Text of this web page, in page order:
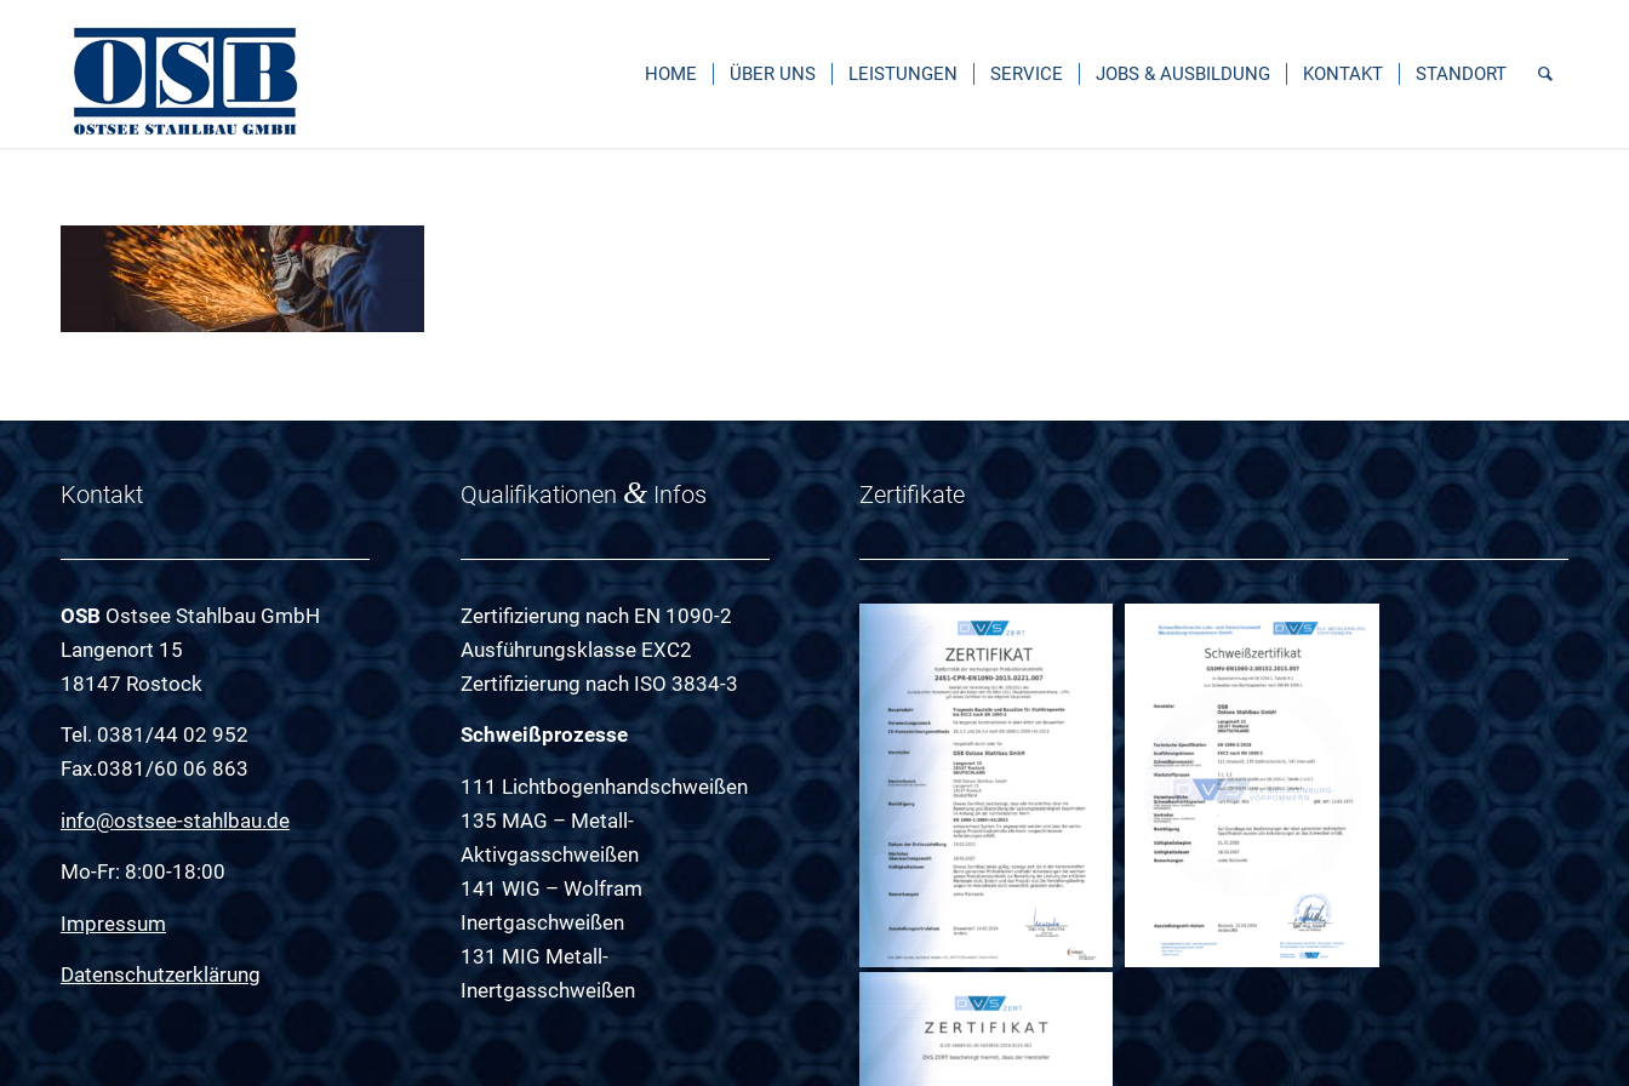
HOME ÜBER UNS LEISTUNGEN SERVICE JOBS & AUSBILDUNG KONTAKT STANDORT
Kontakt
OSB Ostsee Stahlbau GmbH
Langenort 15
18147 Rostock
Tel. 0381/44 02 952
Fax.0381/60 06 863
info@ostsee-stahlbau.de
Mo-Fr: 8:00-18:00
Impressum
Datenschutzerklärung
Qualifikationen&Infos
Zertifizierung nach EN 1090-2
Ausführungsklasse EXC2
Zertifizierung nach ISO 3834-3
Schweißprozesse
111 Lichtbogenhandschweißen
135 MAG – Metall-
Aktivgasschweißen
141 WIG – Wolfram
Inertgaschweißen
131 MIG Metall-
Inertgasschweißen
Zertifikate